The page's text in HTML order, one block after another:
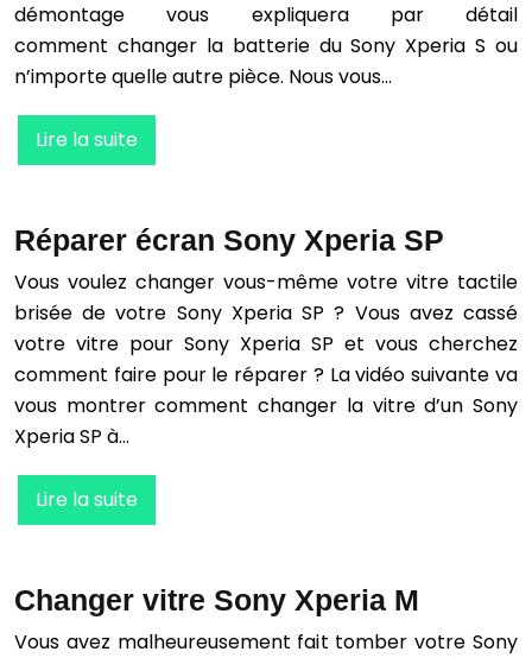
démontage vous expliquera par détail
comment changer la batterie du Sony Xperia S ou
n’importe quelle autre pièce. Nous vous…
Lire la suite
Réparer écran Sony Xperia SP
Vous voulez changer vous-même votre vitre tactile
brisée de votre Sony Xperia SP ? Vous avez cassé
votre vitre pour Sony Xperia SP et vous cherchez
comment faire pour le réparer ? La vidéo suivante va
vous montrer comment changer la vitre d’un Sony
Xperia SP à…
Lire la suite
Changer vitre Sony Xperia M
Vous avez malheureusement fait tomber votre Sony